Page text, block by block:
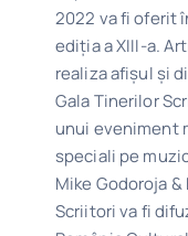
2022 va fi oferit
ediția a XIII-a.
realiza afişul și
Gala Tinerilor
unui eveniment
speciali pe
Mike Godoroja
Scriitori va fi